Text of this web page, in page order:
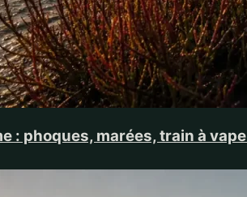
: phoques, marées, train à